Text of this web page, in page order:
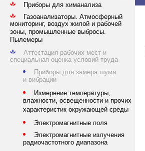
Приборы для химанализа
Газоанализаторы. Атмосферный
мониторинг, воздух жилой и рабочей
зоны, промышленные выбросы.
Пылемеры
Аттестация рабочих мест и
специальная оценка условий труда
Приборы для замера шума
и вибрации
Измерение температуры,
влажности, освещенности и прочих
характеристик окружающей среды
Электромагнитные поля
Электромагнитные излучения
радиочастотного диапазона